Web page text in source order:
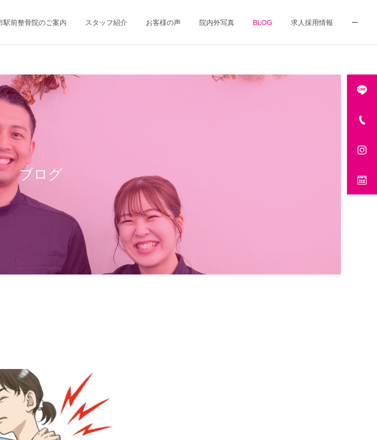
駅前整骨院のご案内 スタッフ紹介 お客様の声 院内外写真 BLOG 求人採用情報 ー
ブログ